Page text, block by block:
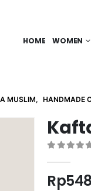
HOME WOMEN
MUSLIM, HANDMADE
Rp